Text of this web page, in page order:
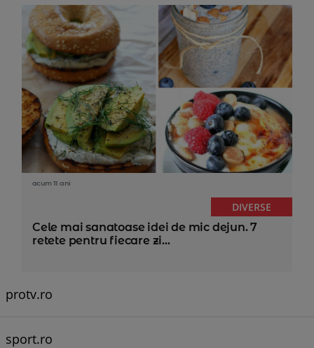
acum 11 ani
DIVERSE
Cele mai sanatoase idei de mic dejun. 7
retete pentru fiecare zi...
protv.ro
sport.ro